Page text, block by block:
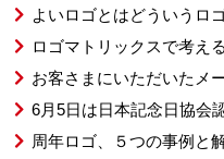
よいロゴとはどういうロ
ロゴマトリックスで考え
お客さまにいただいたメ
6月5日は日本記念日協会
周年ロゴ、５つの事例と